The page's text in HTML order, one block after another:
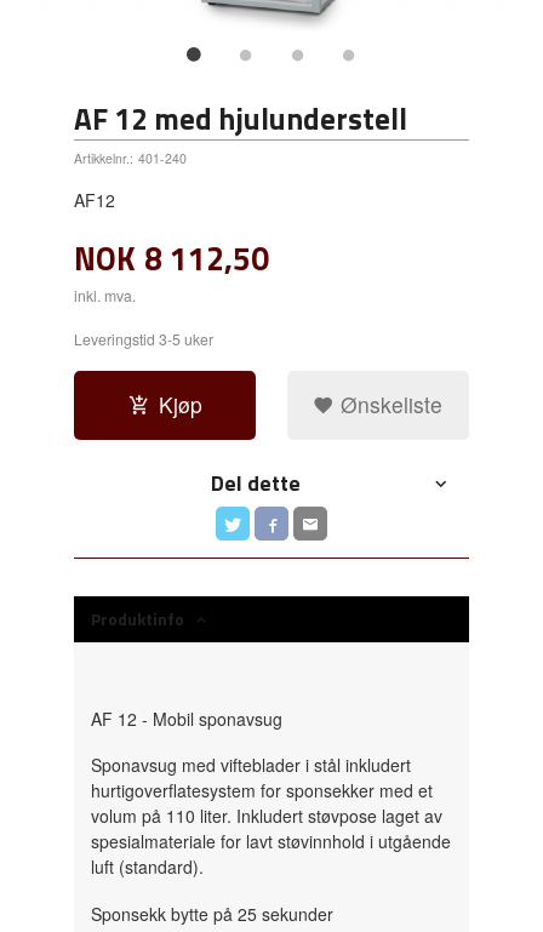
AF 12 med hjulunderstell
Artikkelnr.: 401-240
AF12
NOK 8 112,50
inkl. mva.
Leveringstid 3-5 uker
Kjøp Ønskeliste
Del dette
Produktinfo
AF 12 - Mobil sponavsug
Sponavsug med vifteblader i stål inkludert
hurtigoverflatesystem for sponsekker med et
volum på 110 liter. Inkludert støvpose laget av
spesialmateriale for lavt støvinnhold i utgående
luft (standard).
Sponsekk bytte på 25 sekunder